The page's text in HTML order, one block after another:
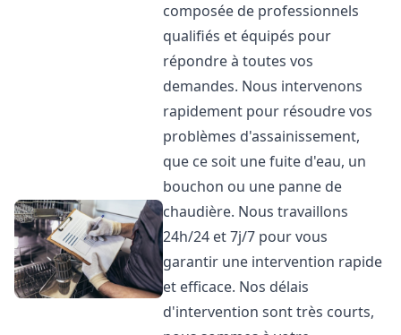
composée de professionnels
qualifiés et équipés pour
répondre à toutes vos
demandes. Nous intervenons
rapidement pour résoudre vos
problèmes d'assainissement,
que ce soit une fuite d'eau, un
bouchon ou une panne de
chaudière. Nous travaillons
24h/24 et 7j/7 pour vous
garantir une intervention rapide
et efficace. Nos délais
d'intervention sont très courts,